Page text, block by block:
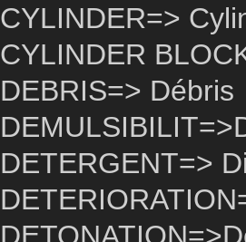
CYLINDER=>
CYLINDER
DEBRIS=> Débris
DETERGENT=>